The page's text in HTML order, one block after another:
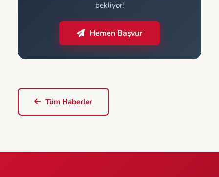
bekliyor!
Hemen Başvur
Tüm Haberler